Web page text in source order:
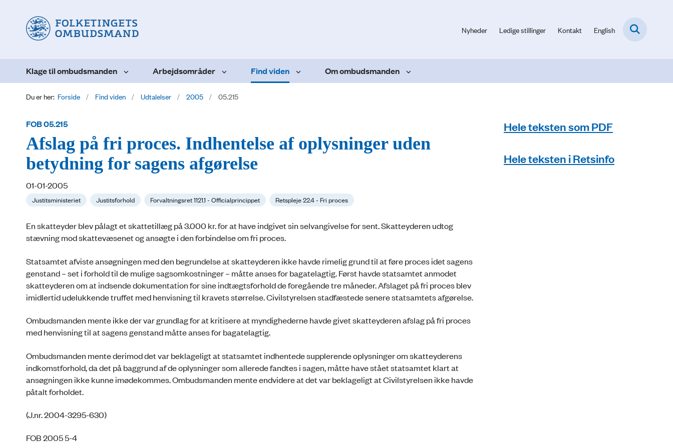
Nyheder Ledige stillinger Kontakt English
Klage til ombudsmanden Arbejdsområder Find viden Om ombudsmanden
Du er her: Forside Find viden Udtalelser 2005 05.215
FOB 05.215
Afslag på fri proces. Indhentelse af oplysninger uden
betydning for sagens afgørelse
01-01-2005
Justitsministeriet Justitsforhold Forvaltningsret 1121.1 - Officialprincippet Retspleje 22.4 - Fri proces
En skatteyder blev pålagt et skattetillæg på 3.000 kr. for at have indgivet sin selvangivelse for sent. Skatteyderen udtog
stævning mod skattevæsenet og ansøgte i den forbindelse om fri proces.
Statsamtet afviste ansøgningen med den begrundelse at skatteyderen ikke havde rimelig grund til at føre proces idet sagens
genstand – set i forhold til de mulige sagsomkostninger – måtte anses for bagatelagtig. Først havde statsamtet anmodet
skatteyderen om at indsende dokumentation for sine indtægtsforhold de foregående tre måneder. Afslaget på fri proces blev
imidlertid udelukkende truffet med henvisning til kravets størrelse. Civilstyrelsen stadfæstede senere statsamtets afgørelse.
Ombudsmanden mente ikke der var grundlag for at kritisere at myndighederne havde givet skatteyderen afslag på fri proces
med henvisning til at sagens genstand måtte anses for bagatelagtig.
Ombudsmanden mente derimod det var beklageligt at statsamtet indhentede supplerende oplysninger om skatteyderens
indkomstforhold, da det på baggrund af de oplysninger som allerede fandtes i sagen, måtte have stået statsamtet klart at
ansøgningen ikke kunne imødekommes. Ombudsmanden mente endvidere at det var beklageligt at Civilstyrelsen ikke havde
påtalt forholdet.
(J.nr. 2004-3295-630)
FOB 2005 5-4
Hele teksten som PDF
Hele teksten i Retsinfo